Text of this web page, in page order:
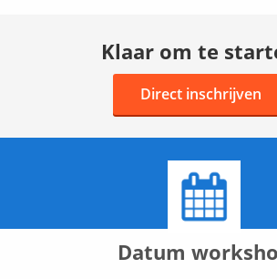
Klaar om te
Direct inschrijven
Datum